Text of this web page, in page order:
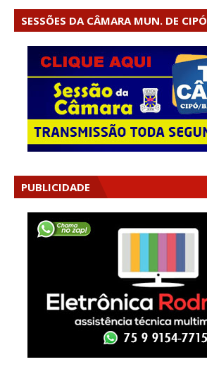
SESSÕES DA CÂMARA MUN. DE CIPÓ
PUBLICIDADE